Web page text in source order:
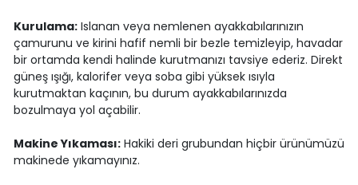
Kurulama:Islanan veya nemlenen ayakkabılarınızın
çamurunu ve kirini hafif nemli bir bezle temizleyip, havadar
bir ortamda kendi halinde kurutmanızı tavsiye ederiz. Direkt
güneş ışığı, kalorifer veya soba gibi yüksek ısıyla
kurutmaktan kaçının, bu durum ayakkabılarınızda
bozulmaya yol açabilir.
Makine Yıkaması:Hakiki deri grubundan hiçbir ürünümüzü
makinede yıkamayınız.